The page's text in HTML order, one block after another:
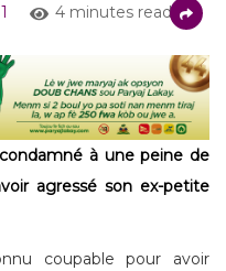
4 minutes read
à une peine de
agressé son ex-petite
coupable pour avoir